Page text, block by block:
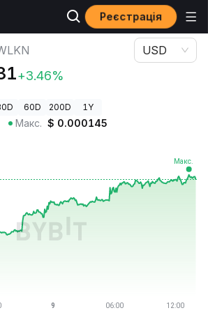
Реєстрація
Walken WLKN
+3.46%
USD
60D 200D 1Y
Макс. $ 0.000145